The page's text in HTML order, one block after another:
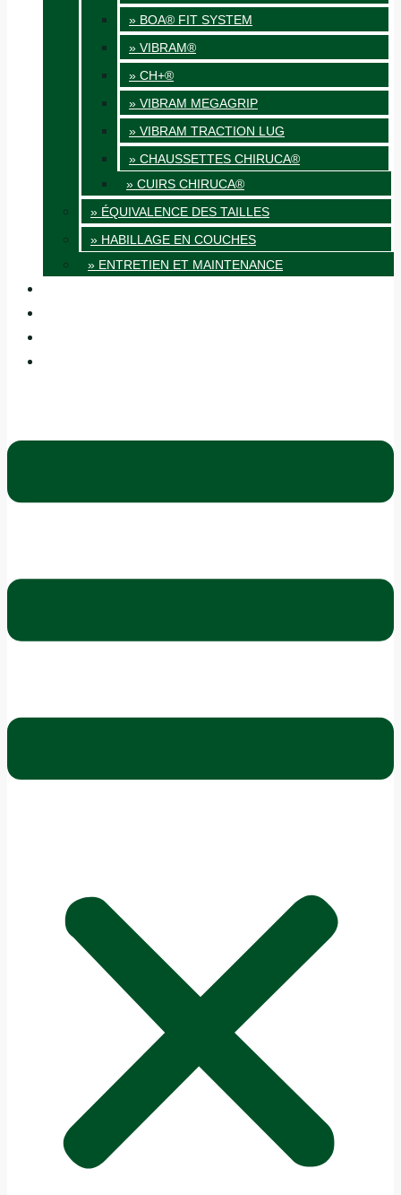
» BOA® FIT SYSTEM
» VIBRAM®
» CH+®
» VIBRAM MEGAGRIP
» VIBRAM TRACTION LUG
» CHAUSSETTES CHIRUCA®
» CUIRS CHIRUCA®
» ÉQUIVALENCE DES TAILLES
» HABILLAGE EN COUCHES
» ENTRETIEN ET MAINTENANCE